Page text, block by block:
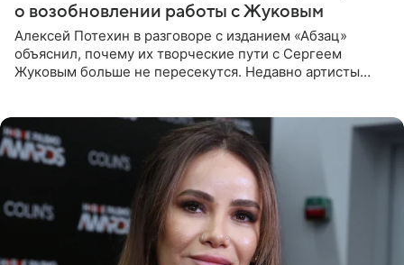
о возобновлении работы с Жуковым
Алексей Потехин в разговоре с изданием «Абзац»
объяснил, почему их творческие пути с Сергеем
Жуковым больше не пересекутся. Недавно артисты